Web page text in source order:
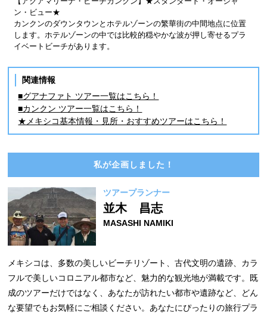
ン・ビュー★
カンクンのダウンタウンとホテルゾーンの繁華街の中間地点に位置
します。ホテルゾーンの中では比較的穏やかな波が押し寄せるプラ
イベートビーチがあります。
関連情報
■グアナファト ツアー一覧はこちら！
■カンクン ツアー一覧はこちら！
★メキシコ基本情報・見所・おすすめツアーはこちら！
私が企画しました！
ツアープランナー
並木 昌志
MASASHI NAMIKI
メキシコは、多数の美しいビーチリゾート、古代文明の遺跡、カラ
フルで美しいコロニアル都市など、魅力的な観光地が満載です。既
成のツアーだけではなく、あなたが訪れたい都市や遺跡など、どん
な要望でもお気軽にご相談ください。あなたにぴったりの旅行プラ